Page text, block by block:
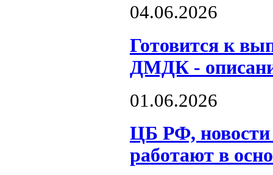
04.06.2026
Готовится к
ДМДК -
01.06.2026
ЦБ РФ, новости
работают в